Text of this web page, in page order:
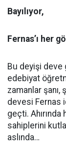
Bayılıyor,
Fernas’ı her
Bu deyişi deve
edebiyat
zamanlar şanı,
devesi Fernas
geçti.
sahiplerini
aslında…